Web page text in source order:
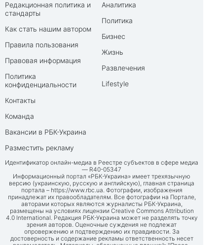
Редакционная политика и
стандарты
Как стать нашим автором
Правила пользования
Правовая информация
Политика
конфиденциальности
Контакты
Команда
Вакансии в РБК-Украина
Разместить рекламу
Аналитика
Политика
Бизнес
Жизнь
Развлечения
Lifestyle
Идентификатор онлайн-медиа в Реестре субъектов в сфере медиа
— R40-05347
Информационный портал «РБК-Украина» имеет трехязычную
версию (украинскую, русскую и английскую), главная страница
портала – https://www.rbc.ua. Фотографии, изображения
принадлежат их правообладателям. Все фотографии на Портале,
авторами которых являются журналисты РБК-Украина,
размещены на условиях лицензии Creative Commons Attribution
4.0 International. Редакция РБК-Украина может не разделять точку
зрения авторов. Оценочные суждения не подлежат
опровержению и подтверждению их правдивости. За
достоверность и содержание рекламы ответственность несет